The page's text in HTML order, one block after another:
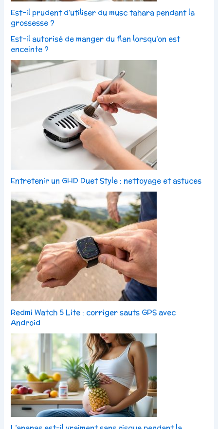
Est-il prudent d’utiliser du musc tahara pendant la
grossesse ?
Est-il autorisé de manger du flan lorsqu’on est
enceinte ?
Entretenir un GHD Duet Style : nettoyage et astuces
Redmi Watch 5 Lite : corriger sauts GPS avec
Android